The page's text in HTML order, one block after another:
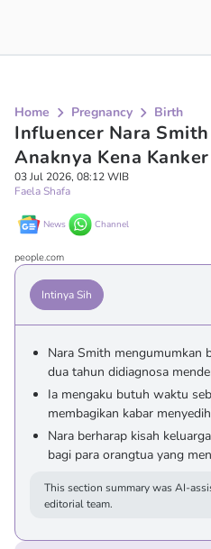
Home Pregnancy Birth
Influencer Nara
Anaknya Kena Kanker
03 Jul 2026, 08:12 WIB
Faela Shafa
News Channel
people.com
Intinya Sih
Nara Smith mengumumkan
dua tahun didiagnosa
Ia mengaku butuh waktu
membagikan kabar
Nara berharap kisah
bagi para orangtua yang
This section summary was AI-
editorial team.